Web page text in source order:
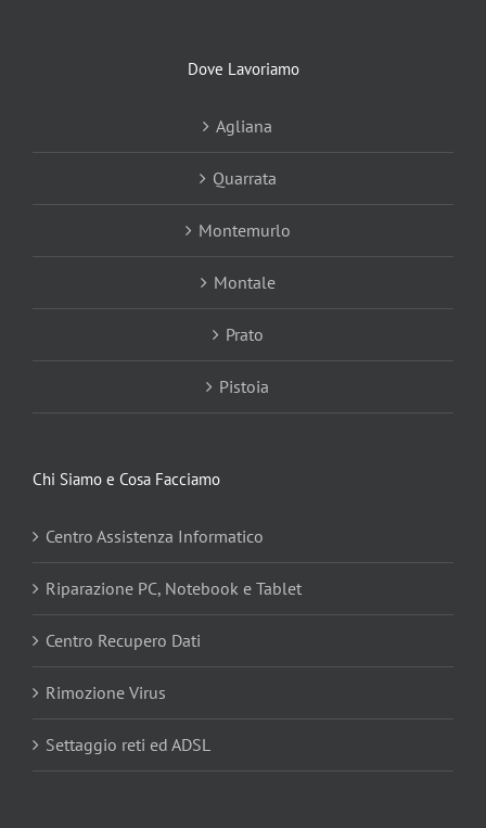
Dove Lavoriamo
Agliana
Quarrata
Montemurlo
Montale
Prato
Pistoia
Chi Siamo e Cosa Facciamo
Centro Assistenza Informatico
Riparazione PC, Notebook e Tablet
Centro Recupero Dati
Rimozione Virus
Settaggio reti ed ADSL